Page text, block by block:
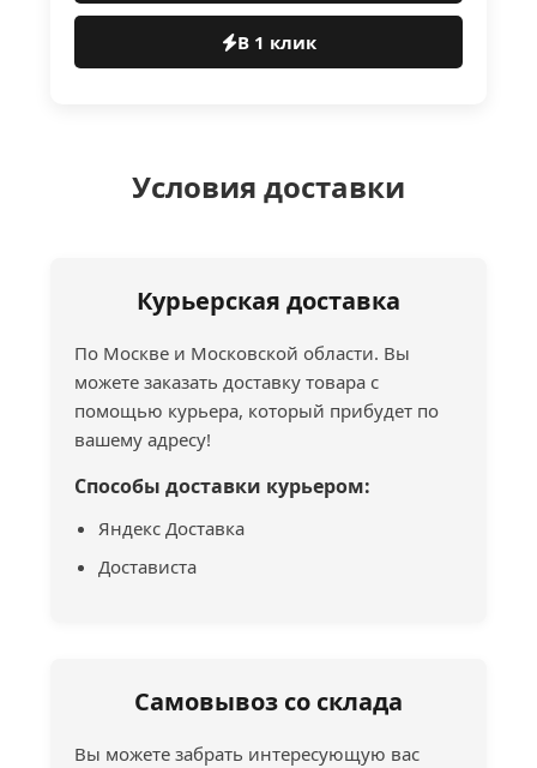
В 1 клик
Условия доставки
Курьерская доставка
По Москве и Московской области. Вы
можете заказать доставку товара с
помощью курьера, который прибудет по
вашему адресу!
Способы доставки курьером:
Яндекс Доставка
Достависта
Самовывоз со склада
Вы можете забрать интересующую вас